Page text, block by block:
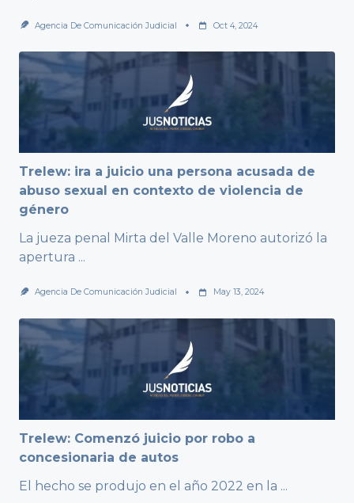
Agencia De Comunicación Judicial Oct 4, 2024
Trelew: ira a juicio una persona acusada de
abuso sexual en contexto de violencia de
género
La jueza penal Mirta del Valle Moreno autorizó la
apertura ...
Agencia De Comunicación Judicial May 13, 2024
Trelew: Comenzó juicio por robo a
concesionaria de autos
El hecho se produjo en el año 2022 en la ...